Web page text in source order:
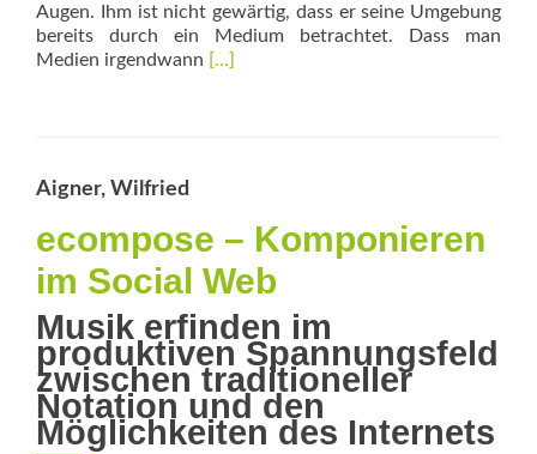
Augen. Ihm ist nicht gewärtig, dass er seine Umgebung
bereits durch ein Medium betrachtet. Dass man
Medien irgendwann Read
Botschaft
[…]
Aigner, Wilfried
ecompose – Komponieren
im Social Web
Musik erfinden im
produktiven Spannungsfeld
­zwischen ­traditioneller
Notation und den
Möglichkeiten des Internets